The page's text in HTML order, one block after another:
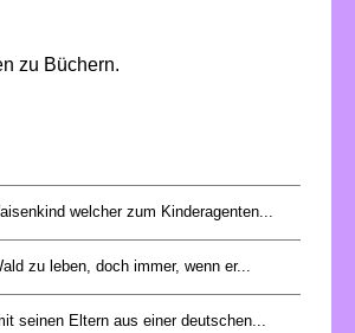
zu Büchern.
welcher zum Kinderagenten...
zu leben, doch immer, wenn er...
seinen Eltern aus einer deutschen...